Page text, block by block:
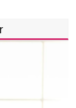
daha 10
emlak
Türkiye